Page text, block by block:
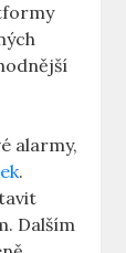
alarmy,
.
Dalším